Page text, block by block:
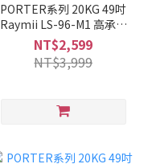
PORTER系列 20KG 49吋
Raymii LS-96-M1 高承重
氣壓式螢幕支架 USB3.0
TYPE-C 螢幕架
NT$2,599
NT$3,999